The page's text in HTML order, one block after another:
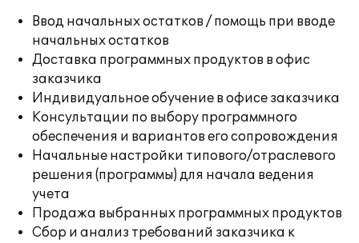
Ввод начальных остатков / помощь при вводе
начальных остатков
Доставка программных продуктов в офис
заказчика
Индивидуальное обучение в офисе заказчика
Консультации по выбору программного
обеспечения и вариантов его сопровождения
Начальные настройки типового/отраслевого
решения (программы) для начала ведения
учета
Продажа выбранных программных продуктов
Сбор и анализ требований заказчика к